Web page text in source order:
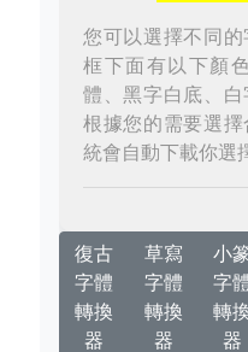
您可以選擇不同
框下面有以下顏
體、黑字白底、白
根據您的需要選
統會自動下載你選
復古
字體
轉換
器
草寫
字體
轉換
器
小
字
轉
器